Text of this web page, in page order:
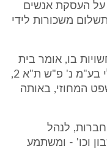
על העסקת אנשים
משכורות לידי
בו, אומר בית
המשפט בע"א 414/78, רכב ישראלי בע"מ נ' פ"ש ת"א 2,
המשפט המחוזי, באותה
לנהל
וכו' - ומשתמע